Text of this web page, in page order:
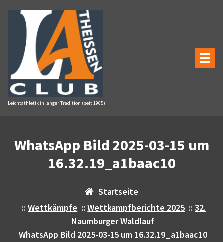
Inhalt
springen
Leichtathletik in langer Tradition (seit 1965)
WhatsApp Bild 2025-03-15 um
16.32.19_a1baac10
Startseite
::Wettkämpfe ::Wettkampfberichte 2025 ::32.
Naumburger Waldlauf
WhatsApp Bild 2025-03-15 um 16.32.19_a1baac10